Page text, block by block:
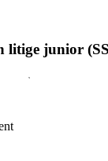
junior